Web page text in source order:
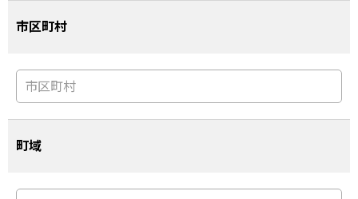
市区町村
町域